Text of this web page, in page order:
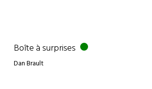
Boîte à surprises
Dan Brault